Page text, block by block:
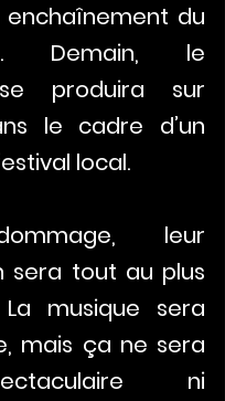
du
Demain, le
produira sur
le cadre d’un
local.
leur
sera tout au plus
musique sera
mais ça ne sera
ni